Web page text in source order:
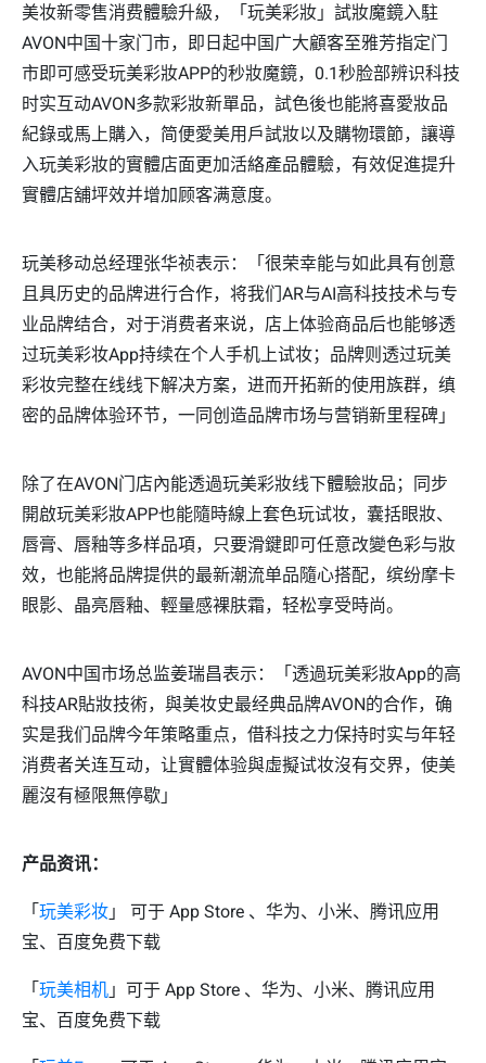
美妆新零售消费體驗升級，「玩美彩妝」試妝魔鏡入駐
AVON中国十家门市，即日起中国广大顧客至雅芳指定门
市即可感受玩美彩妝APP的秒妝魔鏡，0.1秒脸部辨识科技
时实互动AVON多款彩妝新單品，試色後也能將喜愛妝品
紀錄或馬上購入，简便愛美用戶試妝以及購物環節，讓導
入玩美彩妝的實體店面更加活絡產品體驗，有效促進提升
實體店舖坪效并增加顾客满意度。
玩美移动总经理张华祯表示：「很荣幸能与如此具有创意
且具历史的品牌进行合作，将我们AR与AI高科技技术与专
业品牌结合，对于消费者来说，店上体验商品后也能够透
过玩美彩妆App持续在个人手机上试妆；品牌则透过玩美
彩妆完整在线线下解决方案，进而开拓新的使用族群，缜
密的品牌体验环节，一同创造品牌市场与营销新里程碑」
除了在AVON门店內能透過玩美彩妝线下體驗妝品；同步
開啟玩美彩妝APP也能隨時線上套色玩试妆，囊括眼妝、
唇膏、唇釉等多样品項，只要滑鍵即可任意改變色彩与妝
效，也能將品牌提供的最新潮流单品隨心搭配，缤纷摩卡
眼影、晶亮唇釉、輕量感裸肤霜，轻松享受時尚。
AVON中国市场总监姜瑞昌表示：「透過玩美彩妝App的高
科技AR貼妝技術，與美妆史最经典品牌AVON的合作，确
实是我们品牌今年策略重点，借科技之力保持时实与年轻
消费者关连互动，让實體体验與虛擬试妆沒有交界，使美
麗沒有極限無停歇」
产品资讯：
「玩美彩妆 」 可于 App Store 、华为、小米、腾讯应用
宝、百度免费下载
「玩美相机 」可于 App Store 、华为、小米、腾讯应用
宝、百度免费下载